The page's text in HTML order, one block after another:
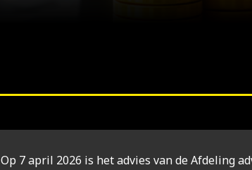
Op 7 april 2026 is het advies van de Afde­ling